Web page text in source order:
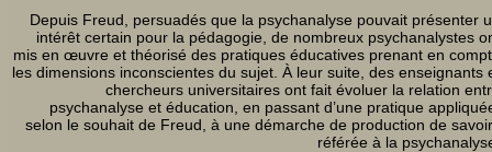
Depuis Freud, persuadés que la psychanalyse pouvait présenter
intérêt certain pour la pédagogie, de nombreux psychanalystes
mis en œuvre et théorisé des pratiques éducatives prenant en
les dimensions inconscientes du sujet. À leur suite, des enseignants
chercheurs universitaires ont fait évoluer la relation
psychanalyse et éducation, en passant d’une pratique
selon le souhait de Freud, à une démarche de production de
référée à la